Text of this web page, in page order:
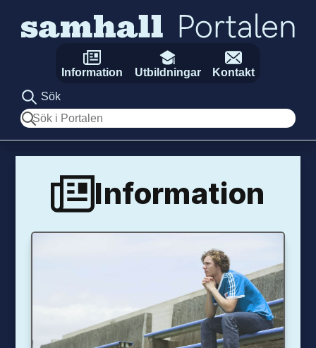
Information Utbildningar
Kontakt
Sök
Sök
Information